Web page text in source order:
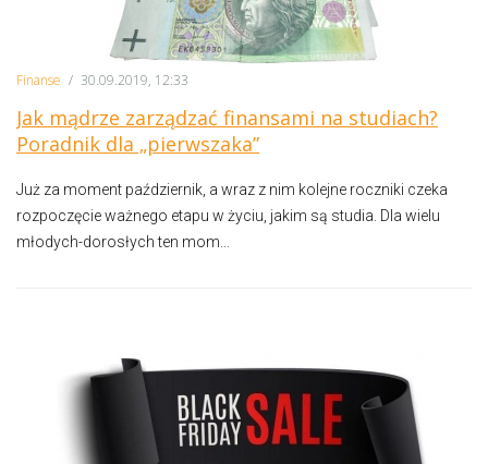
Finanse / 30.09.2019, 12:33
Jak mądrze zarządzać finansami na studiach?
Poradnik dla „pierwszaka”
Już za moment październik, a wraz z nim kolejne roczniki czeka
rozpoczęcie ważnego etapu w życiu, jakim są studia. Dla wielu
młodych-dorosłych ten mom...